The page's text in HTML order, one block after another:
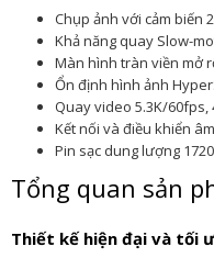
Chụp ảnh với cảm biến
Khả năng quay Slow-
Màn hình tràn viền mở
Ổn định hình ảnh
Quay video 5.3K/60fps,
Kết nối và điều khiển
Pin sạc dung lượng
Tổng quan sản
Thiết kế hiện đại và tối